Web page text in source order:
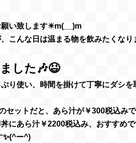
い致します☀m(__)m
こんな日は温まる物を飲みたくなり
した🎶😆
り使い、時間を掛けて丁寧にダシ
セットだと、あら汁が￥300税込み
にあら汁￥2200税込み、おすすめで
✨(^ー^)